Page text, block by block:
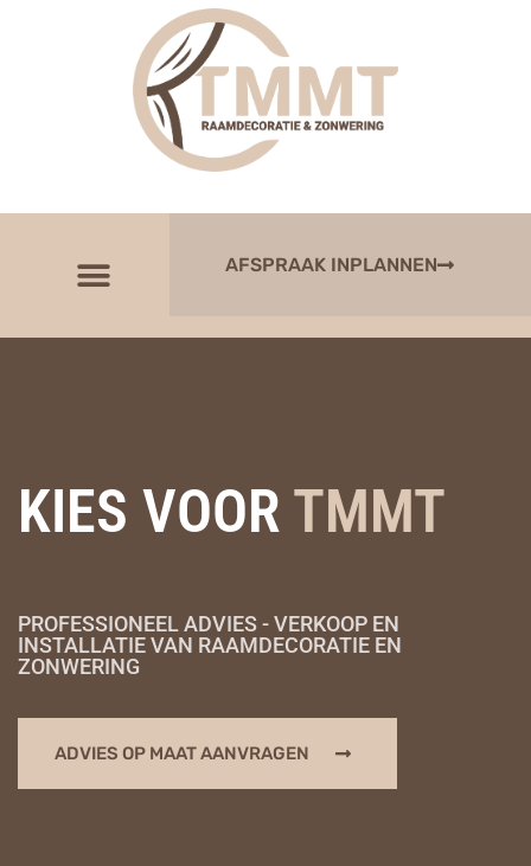
AFSPRAAK INPLANNEN
KIES VOOR TMMT
PROFESSIONEEL ADVIES - VERKOOP EN
INSTALLATIE VAN RAAMDECORATIE EN
ZONWERING
ADVIES OP MAAT AANVRAGEN